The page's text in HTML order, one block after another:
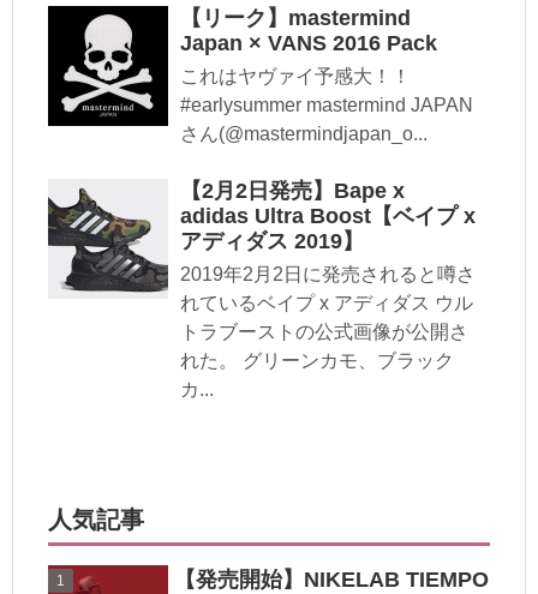
【リーク】mastermind
Japan × VANS 2016 Pack
これはヤヴァイ予感大！！
#earlysummer mastermind JAPAN
さん(@mastermindjapan_o...
【2月2日発売】Bape x
adidas Ultra Boost【ベイプ x
アディダス 2019】
2019年2月2日に発売されると噂さ
れているベイプ x アディダス ウル
トラブーストの公式画像が公開さ
れた。 グリーンカモ、ブラック
カ...
人気記事
【発売開始】NIKELAB TIEMPO